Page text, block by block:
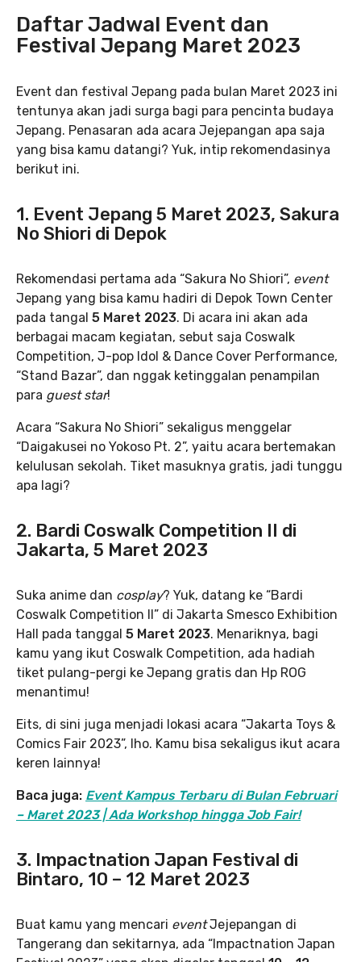
Daftar Jadwal Event dan
Festival Jepang Maret 2023
Event dan festival Jepang pada bulan Maret 2023 ini
tentunya akan jadi surga bagi para pencinta budaya
Jepang. Penasaran ada acara Jejepangan apa saja
yang bisa kamu datangi? Yuk, intip rekomendasinya
berikut ini.
1. Event Jepang 5 Maret 2023, Sakura
No Shiori di Depok
Rekomendasi pertama ada “Sakura No Shiori”, event
Jepang yang bisa kamu hadiri di Depok Town Center
pada tangal 5 Maret 2023. Di acara ini akan ada
berbagai macam kegiatan, sebut saja Coswalk
Competition, J-pop Idol & Dance Cover Performance,
“Stand Bazar”, dan nggak ketinggalan penampilan
para guest star!
Acara “Sakura No Shiori” sekaligus menggelar
“Daigakusei no Yokoso Pt. 2”, yaitu acara bertemakan
kelulusan sekolah. Tiket masuknya gratis, jadi tunggu
apa lagi?
2. Bardi Coswalk Competition II di
Jakarta, 5 Maret 2023
Suka anime dan cosplay? Yuk, datang ke “Bardi
Coswalk Competition II” di Jakarta Smesco Exhibition
Hall pada tanggal 5 Maret 2023. Menariknya, bagi
kamu yang ikut Coswalk Competition, ada hadiah
tiket pulang-pergi ke Jepang gratis dan Hp ROG
menantimu!
Eits, di sini juga menjadi lokasi acara “Jakarta Toys &
Comics Fair 2023”, lho. Kamu bisa sekaligus ikut acara
keren lainnya!
Baca juga: Event Kampus Terbaru di Bulan Februari
– Maret 2023 | Ada Workshop hingga Job Fair!
3. Impactnation Japan Festival di
Bintaro, 10 – 12 Maret 2023
Buat kamu yang mencari eventJejepangan di
Tangerang dan sekitarnya, ada “Impactnation Japan